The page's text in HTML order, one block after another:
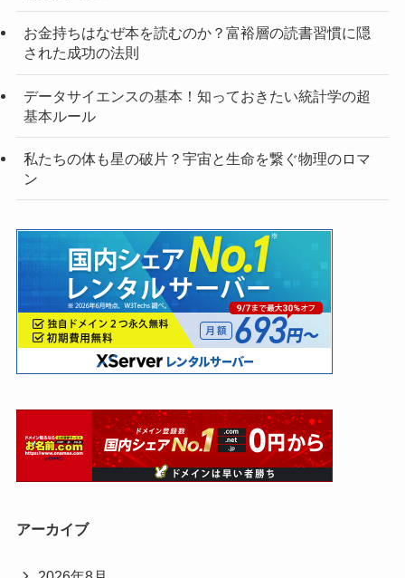
お金持ちはなぜ本を読むのか？富裕層の読書習慣に隠
された成功の法則
データサイエンスの基本！知っておきたい統計学の超
基本ルール
私たちの体も星の破片？宇宙と生命を繋ぐ物理のロマ
ン
アーカイブ